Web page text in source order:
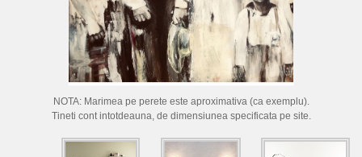
LISTA ARTISTI
CUM VAND TABLOURI
CONTACT
PORTRETE LA COMANDA
NOTA: Marimea pe perete este aproximativa (ca exemplu).
Tineti cont intotdeauna, de dimensiunea specificata pe site.